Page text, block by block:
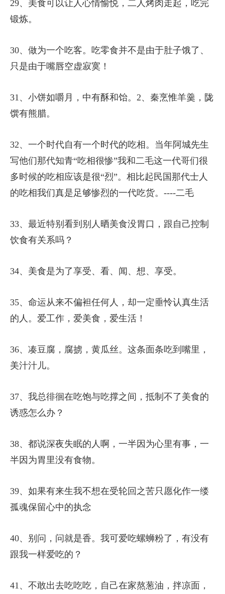
29、美食可以让人心情愉悦，二人烤肉走起，吃完
锻炼。
30、做为一个吃客。吃零食并不是由于肚子饿了、
只是由于嘴唇空虚寂寞！
31、小饼如嚼月，中有酥和饴。2、秦烹惟羊羹，陇
馔有熊腊。
32、一个时代自有一个时代的吃相。当年阿城先生
写他们那代知青“吃相很惨”我和二毛这一代哥们很
多时候的吃相应该是很“烈”。相比起民国那代士人
的吃相我们真是足够惨烈的一代吃货。----二毛
33、最近特别看到别人晒美食没胃口，跟自己控制
饮食有关系吗？
34、美食是为了享受、看、闻、想、享受。
35、命运从来不偏袒任何人，却一定垂怜认真生活
的人。爱工作，爱美食，爱生活！
36、凑豆腐，腐掳，黄瓜丝。这条面条吃到嘴里，
美汁汁儿。
37、我总徘徊在吃饱与吃撑之间，抵制不了美食的
诱惑怎么办？
38、都说深夜失眠的人啊，一半因为心里有事，一
半因为胃里没有食物。
39、如果有来生我不想在受轮回之苦只愿化作一缕
孤魂保留心中的执念
40、别问，问就是香。我可爱吃螺蛳粉了，有没有
跟我一样爱吃的？
41、不敢出去吃吃吃，自己在家熬葱油，拌凉面，